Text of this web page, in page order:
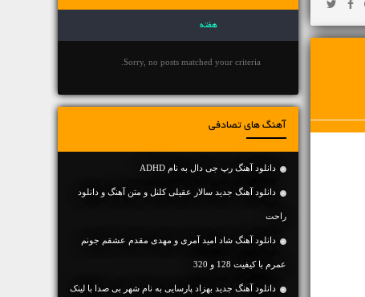
هفته
Sorry, no posts matched your criteria.
آهنگ های تصادفی
دانلود آهنگ رپ جی دال به نام ADHD
دانلود آهنگ جديد سالار عقیلی کلنل و متن آهنگ و دانلود
راحت
دانلود آهنگ شاد امید آمری و مهدی مقدم عشقم جونم
عمرم با کیفیت 128 و 320
دانلود آهنگ جديد بهزاد پارسایی به نام شهر بی صدا با لینک